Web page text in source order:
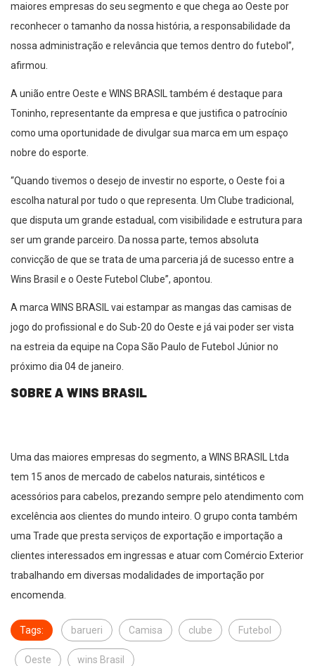
maiores empresas do seu segmento e que chega ao Oeste por
reconhecer o tamanho da nossa história, a responsabilidade da
nossa administração e relevância que temos dentro do futebol”,
afirmou.
A união entre Oeste e WINS BRASIL também é destaque para
Toninho, representante da empresa e que justifica o patrocínio
como uma oportunidade de divulgar sua marca em um espaço
nobre do esporte.
“Quando tivemos o desejo de investir no esporte, o Oeste foi a
escolha natural por tudo o que representa. Um Clube tradicional,
que disputa um grande estadual, com visibilidade e estrutura para
ser um grande parceiro. Da nossa parte, temos absoluta
convicção de que se trata de uma parceria já de sucesso entre a
Wins Brasil e o Oeste Futebol Clube”, apontou.
A marca WINS BRASIL vai estampar as mangas das camisas de
jogo do profissional e do Sub-20 do Oeste e já vai poder ser vista
na estreia da equipe na Copa São Paulo de Futebol Júnior no
próximo dia 04 de janeiro.
SOBRE A WINS BRASIL
Uma das maiores empresas do segmento, a WINS BRASIL Ltda
tem 15 anos de mercado de cabelos naturais, sintéticos e
acessórios para cabelos, prezando sempre pelo atendimento com
excelência aos clientes do mundo inteiro. O grupo conta também
uma Trade que presta serviços de exportação e importação a
clientes interessados em ingressas e atuar com Comércio Exterior
trabalhando em diversas modalidades de importação por
encomenda.
Tags: barueri Camisa clube Futebol
Oeste wins Brasil